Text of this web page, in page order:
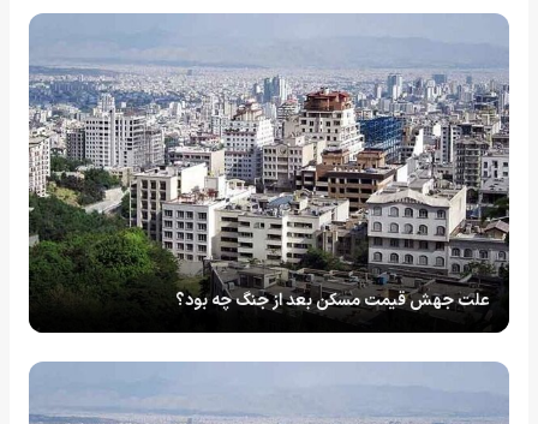
علت جهش قیمت مسکن بعد از جنگ چه بود؟